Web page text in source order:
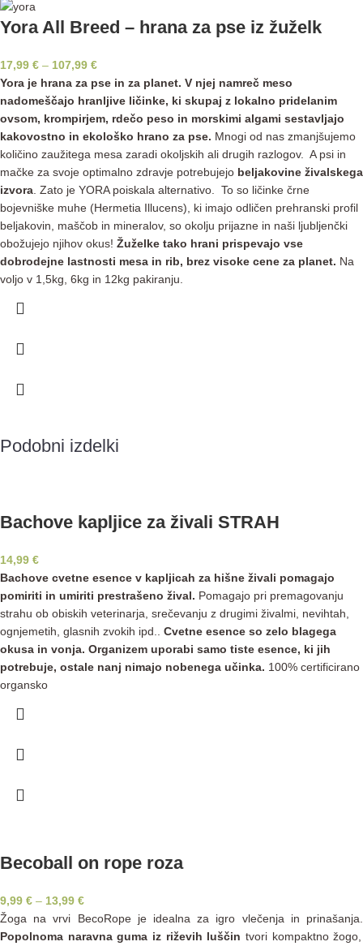
Yora All Breed – hrana za pse iz žuželk
17,99 € – 107,99 €
Yora je hrana za pse in za planet. V njej namreč meso
nadomeščajo hranljive ličinke, ki skupaj z lokalno pridelanim
ovsom, krompirjem, rdečo peso in morskimi algami sestavljajo
kakovostno in ekološko hrano za pse. Mnogi od nas zmanjšujemo
količino zaužitega mesa zaradi okoljskih ali drugih razlogov. A psi in
mačke za svoje optimalno zdravje potrebujejo beljakovine živalskega
izvora . Zato je YORA poiskala alternativo. To so ličinke črne
bojevniške muhe (Hermetia Illucens), ki imajo odličen prehranski profil
beljakovin, maščob in mineralov, so okolju prijazne in naši ljubljenčki
obožujejo njihov okus! Žuželke tako hrani prispevajo vse
dobrodejne lastnosti mesa in rib, brez visoke cene za planet. Na
voljo v 1,5kg, 6kg in 12kg pakiranju.
Podobni izdelki
Bachove kapljice za živali STRAH
14,99 €
Bachove cvetne esence v kapljicah za hišne živali pomagajo
pomiriti in umiriti prestrašeno žival. Pomagajo pri premagovanju
strahu ob obiskih veterinarja, srečevanju z drugimi živalmi, nevihtah,
ognjemetih, glasnih zvokih ipd.. Cvetne esence so zelo blagega
okusa in vonja. Organizem uporabi samo tiste esence, ki jih
potrebuje, ostale nanj nimajo nobenega učinka. 100% certificirano
organsko
Becoball on rope roza
9,99 € – 13,99 €
Žoga na vrvi BecoRope je idealna za igro vlečenja in prinašanja.
Popolnoma naravna guma iz riževih luščin tvori kompaktno žogo,